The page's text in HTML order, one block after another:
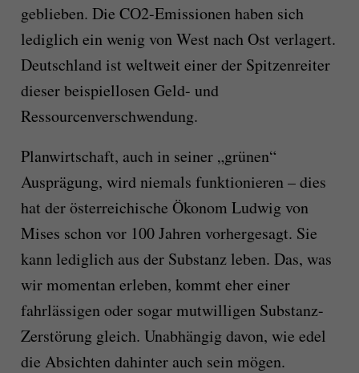
geblieben. Die CO2-Emissionen haben sich
lediglich ein wenig von West nach Ost verlagert.
Deutschland ist weltweit einer der Spitzenreiter
dieser beispiellosen Geld- und
Ressourcenverschwendung.
Planwirtschaft, auch in seiner „grünen“
Ausprägung, wird niemals funktionieren – dies
hat der österreichische Ökonom Ludwig von
Mises schon vor 100 Jahren vorhergesagt. Sie
kann lediglich aus der Substanz leben. Das, was
wir momentan erleben, kommt eher einer
fahrlässigen oder sogar mutwilligen Substanz-
Zerstörung gleich. Unabhängig davon, wie edel
die Absichten dahinter auch sein mögen.